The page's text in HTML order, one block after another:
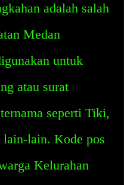
adalah salah
Medan
untuk
atau surat
seperti Tiki,
lain-lain. Kode pos
Kelurahan